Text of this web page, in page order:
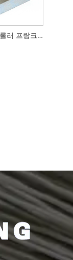
부시 해머 롤러 프랑크푸르트 베이스